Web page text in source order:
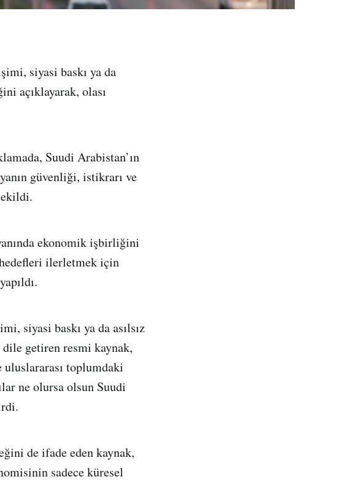
siyasi baskı ya da
açıklayarak, olası
Suudi Arabistan’ın
güvenliği, istikrarı ve
ekonomik işbirliğini
hedefleri ilerletmek için
siyasi baskı ya da asılsız
getiren resmi kaynak,
uluslararası toplumdaki
ne olursa olsun Suudi
de ifade eden kaynak,
sadece küresel